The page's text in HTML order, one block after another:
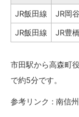
JR飯田線
JR岡
JR飯田線
JR豊
市田駅から高森町
で約5分です。
参考リンク : 南信